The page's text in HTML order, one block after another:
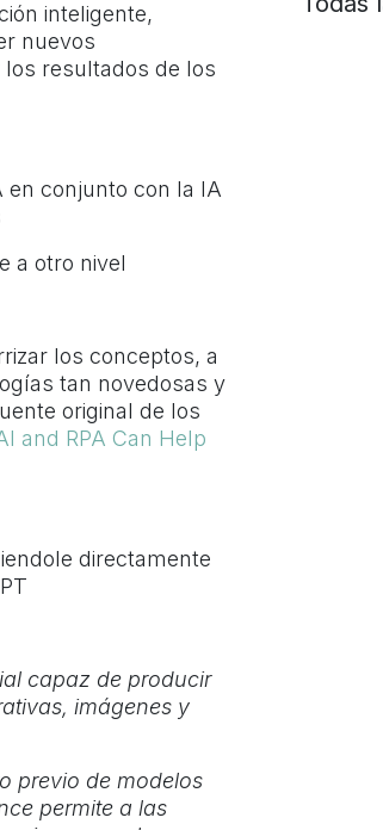
inteligente,
nuevos
resultados de los
en conjunto con la IA
a otro nivel
los conceptos, a
tan novedosas y
original de los
and RPA Can Help
directamente
capaz de producir
imágenes y
previo de modelos
permite a las